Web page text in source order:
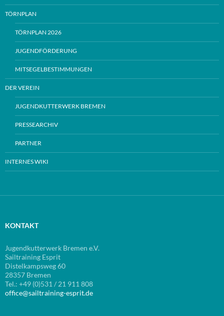
TÖRNPLAN
TÖRNPLAN 2026
JUGENDFÖRDERUNG
MITSEGELBESTIMMUNGEN
DER VEREIN
JUGENDKUTTERWERK BREMEN
PRESSEARCHIV
PARTNER
INTERNES WIKI
KONTAKT
Jugendkutterwerk Bremen e.V.
Sailtraining Esprit
Distelkampsweg 60
28357 Bremen
Tel.: +49 (0)531 / 21 911 808
office@sailtraining-esprit.de